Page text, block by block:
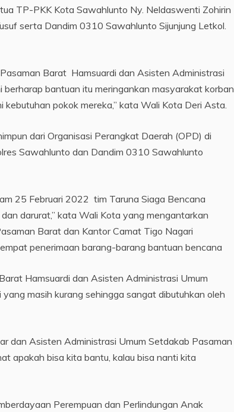
TP-PKK Kota Sawahlunto Ny. Neldaswenti Zohirin
serta Dandim 0310 Sawahlunto Sijunjung Letkol.
Barat Hamsuardi dan Asisten Administrasi
bantuan itu meringankan masyarakat korban
pokok mereka,” kata Wali Kota Deri Asta.
dari Organisasi Perangkat Daerah (OPD) di
Sawahlunto dan Dandim 0310 Sawahlunto
25 Februari 2022 tim Taruna Siaga Bencana
darurat,” kata Wali Kota yang mengantarkan
Barat dan Kantor Camat Tigo Nagari
penerimaan barang-barang bantuan bencana
Hamsuardi dan Asisten Administrasi Umum
masih kurang sehingga sangat dibutuhkan oleh
dan Asisten Administrasi Umum Setdakab Pasaman
apakah bisa kita bantu, kalau bisa nanti kita
Perempuan dan Perlindungan Anak